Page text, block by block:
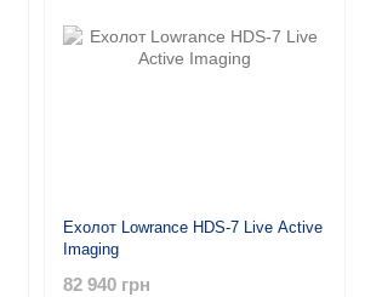
Ехолот Lowrance HDS-7 Live Active
Imaging
82 940 грн